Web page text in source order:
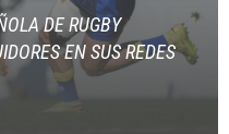
DE RUGBY
EN SUS REDES